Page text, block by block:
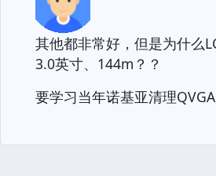
其他都非常好，但是为什么
3.0英寸、144m？？
要学习当年诺基亚清理